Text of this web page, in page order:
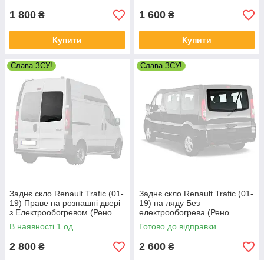
1 800 ₴
Купити
1 600 ₴
Купити
Слава ЗСУ!
Заднє скло Renault Trafic (01-
19) Праве на розпашні двері
з Електрообогревом (Рено
Трафік)
В наявності 1 од.
2 800 ₴
Слава ЗСУ!
Заднє скло Renault Trafic (01-
19) на ляду Без
електрообогрева (Рено
Трафік)
Готово до відправки
2 600 ₴